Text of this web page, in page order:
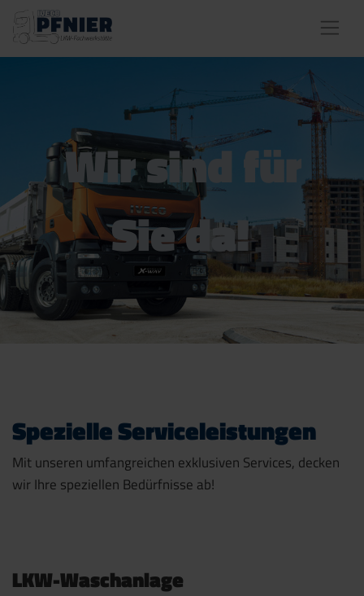
Wir sind für
Sie da!
Spezielle Serviceleistungen
Mit unseren umfangreichen exklusiven Services, decken
wir Ihre speziellen Bedürfnisse ab!
LKW-Waschanlage